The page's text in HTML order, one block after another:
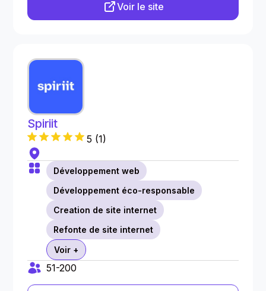
Voir le site
Spiriit
5 (1)
Développement web
Développement éco-responsable
Creation de site internet
Refonte de site internet
Voir +
51-200